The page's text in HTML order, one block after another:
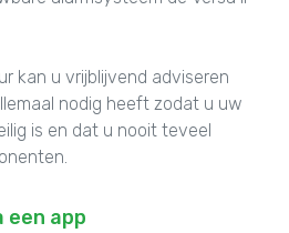
kan u vrijblijvend adviseren
nodig heeft zodat u uw
is en dat u nooit teveel
een app